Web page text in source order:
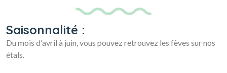
Saisonnalité :
Du mois d'avril à juin, vous pouvez retrouvez les fèves sur nos
étals.